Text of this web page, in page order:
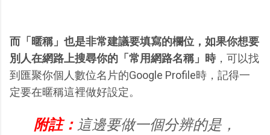
而「暱稱」也是非常建議要填寫的欄位，如果你想要
別人在網路上搜尋你的「常用網路名稱」時，可以找
到匯聚你個人數位名片的Google Profile時，記得一
定要在暱稱這裡做好設定。
附註： 這邊要做一個分辨的是，